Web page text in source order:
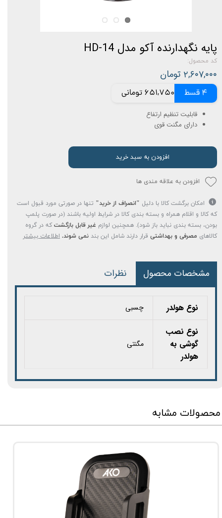
پایه نگهدارنده آکو مدل HD-14
کد محصول:
۲,۶۰۷,۰۰۰ تومان
4 قسط 651,750 تومانی
قابلیت تنظیم ارتفاع
دارای مگنت قوی
افزودن به سبد خرید
افزودن به علاقه مندی ها
امکان برگشت کالا با دلیل "انصراف از خرید" تنها در صورتی مورد قبول است
که کالا و اقلام همراه و بسته بندی کالا در شرایط اولیه باشند (در صورت پلمپ
بودن، بسته بندی نباید باز شود). همچنین لوازم غیر قابل بازگشت که در گروه
کالاهای مصرفی و بهداشتی قرار دارند شامل این بند نمی شوند. اطلاعات بیشتر
مشخصات محصول نظرات
نوع هولدر چسبی
نوع نصب
گوشی به
هولدر
مگنتی
محصولات مشابه